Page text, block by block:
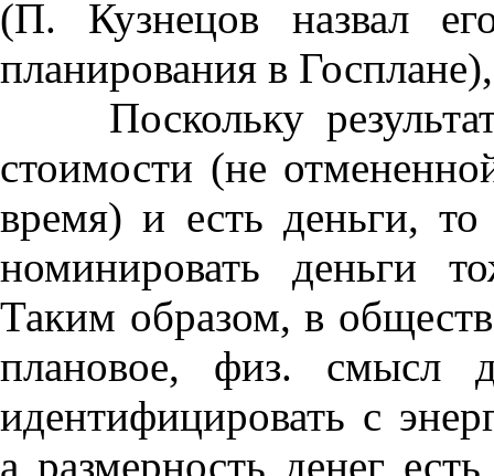
(П. Кузнецов назвал
планирования в
Поскольку результат
стоимости (не
время) и есть деньги,
номинировать деньги
Таким образом, в
плановое, физ. смысл
идентифицировать с
а размерность денег